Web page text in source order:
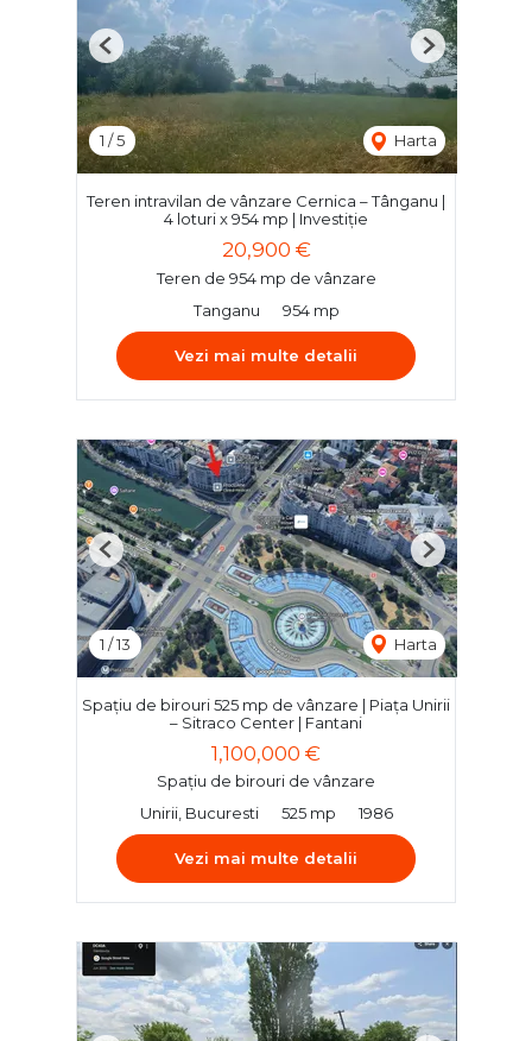
1 /5 Harta
Previous Next
Teren intravilan de vânzare Cernica – Tânganu |
4 loturi x 954 mp | Investiție
20,900 €
Teren de 954 mp de vânzare
Tanganu
954 mp
Vezi mai multe detalii
1 /13 Harta
Previous Next
Spațiu de birouri 525 mp de vânzare | Piața Unirii
– Sitraco Center | Fantani
1,100,000 €
Spațiu de birouri de vânzare
Unirii, Bucuresti
525 mp 1986
Vezi mai multe detalii